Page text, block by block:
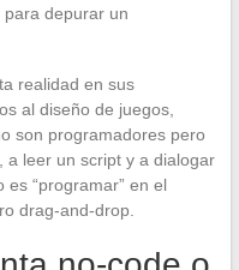
para depurar un
realidad en sus
al diseño de juegos,
son programadores pero
a leer un script y a dialogar
“programar” en el
drag-and-drop.